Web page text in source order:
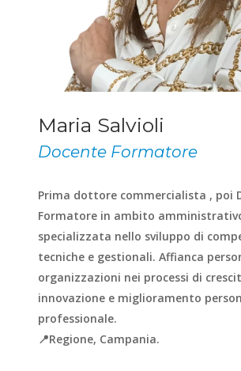
Maria Salvioli
Docente Formatore
Prima dottore commercialista , poi
Formatore in ambito
specializzata nello sviluppo di
tecniche e gestionali. Affianca
organizzazioni nei processi di
innovazione e miglioramento
professionale.
📍Regione, Campania.